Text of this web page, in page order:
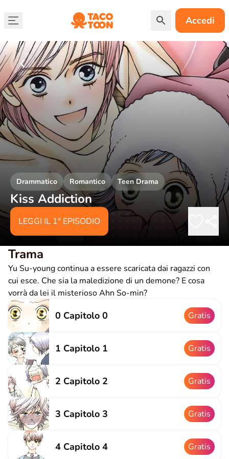
Accedi
Drammatico Romantico Teen Drama
Kiss Addiction
LEGGI IL 1° EPISODIO
Trama
Yu Su-young continua a essere scaricata dai ragazzi con
cui esce. Che sia la maledizione di un demone? E cosa
vorrà da lei il misterioso Ahn So-min?
0 Capitolo 0 Gratis
1 Capitolo 1 Gratis
2 Capitolo 2 Gratis
3 Capitolo 3 Gratis
4 Capitolo 4 Gratis